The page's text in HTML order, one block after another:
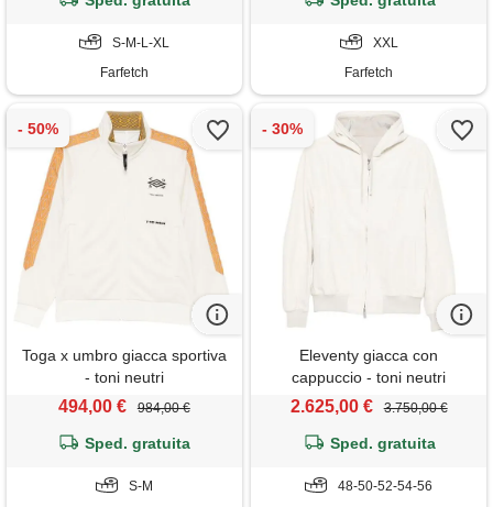
S-M-L-XL
Farfetch
XXL
Farfetch
Toga x umbro giacca sportiva
- toni neutri
494,00 € 984,00 €
Sped. gratuita
S-M
Eleventy giacca con
cappuccio - toni neutri
2.625,00 € 3.750,00 €
Sped. gratuita
48-50-52-54-56